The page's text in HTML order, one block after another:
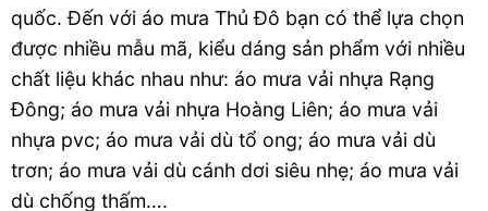
quốc. Đến với áo mưa Thủ Đô bạn có thể lựa chọn
được nhiều mẫu mã, kiểu dáng sản phẩm với nhiều
chất liệu khác nhau như: áo mưa vải nhựa Rạng
Đông; áo mưa vải nhựa Hoàng Liên; áo mưa vải
nhựa pvc; áo mưa vải dù tổ ong; áo mưa vải dù
trơn; áo mưa vải dù cánh dơi siêu nhẹ; áo mưa vải
dù chống thấm….